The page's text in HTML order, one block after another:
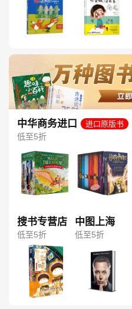
中华商务进口
图书旗舰店
进口原版书
低至5折
搜书专营店
低至5折
中图上海
低至5折